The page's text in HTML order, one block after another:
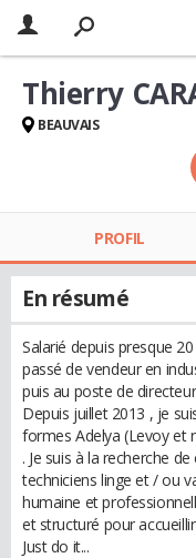
Thierry
BEAUVAIS
PROFIL
En résumé
Salarié depuis presque
passé de vendeur en
puis au poste de
Depuis juillet 2013 , je
formes Adelya (Levoy et
. Je suis à la recherche
techniciens linge et / ou
humaine et
et structuré pour
Just do it...